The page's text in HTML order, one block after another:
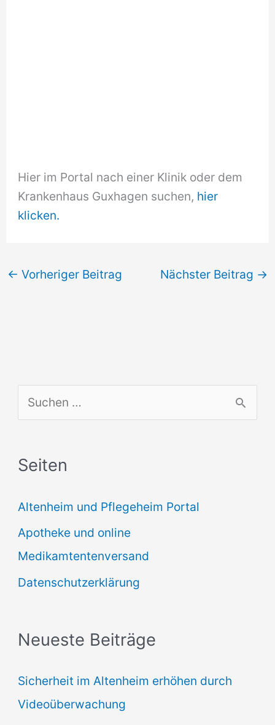
Hier im Portal nach einer Klinik oder dem
Krankenhaus Guxhagen suchen, hier
klicken.
← Vorheriger Beitrag Nächster Beitrag →
u
h
n
n
a
c
Seiten
Altenheim und Pflegeheim Portal
Apotheke und online
Medikamtentenversand
Datenschutzerklärung
Neueste Beiträge
Sicherheit im Altenheim erhöhen durch
Videoüberwachung